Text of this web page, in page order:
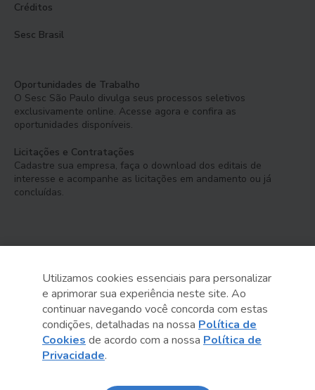
Créditos
Sesc Brasil
Oportunidades de Trabalho
O Sesc São Paulo divulga seus processos seletivos
exclusivamente online. Acesse agora e confira as
oportunidades disponíveis.
Licitações e Contratações
Cadastre sua empresa, faça o download dos editais de
interesse e acompanhe as licitações em andamento ou já
concluídas.
Serviço Social do Comércio
Administração Regional no Estado de São Paulo
Sesc São Paulo por aí:
Utilizamos cookies essenciais para personalizar
e aprimorar sua experiência neste site. Ao
continuar navegando você concorda com estas
condições, detalhadas na nossa Política de
Cookies de acordo com a nossa Política de
Privacidade.